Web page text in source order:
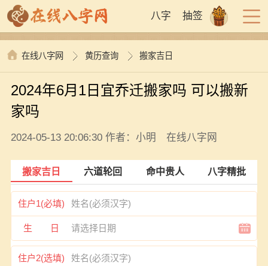
八字 抽签
在线八字网 黄历查询 搬家吉日
2024年6月1日宜乔迁搬家吗 可以搬新
家吗
2024-05-13 20:06:30 作者：小明 在线八字网
搬家吉日 六道轮回 命中贵人 八字精批
住户1(必填)
生 日
住户2(选填)